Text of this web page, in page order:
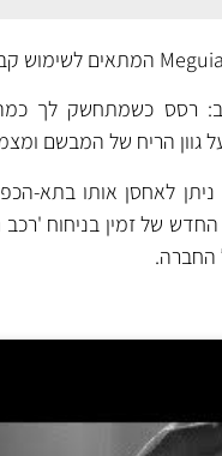
רסס כשמתחשק לך כמה
גוון הריח של המבשם
ניתן לאחסן אותו בתא-
של זמין בניחוח 'רכב
החברה.